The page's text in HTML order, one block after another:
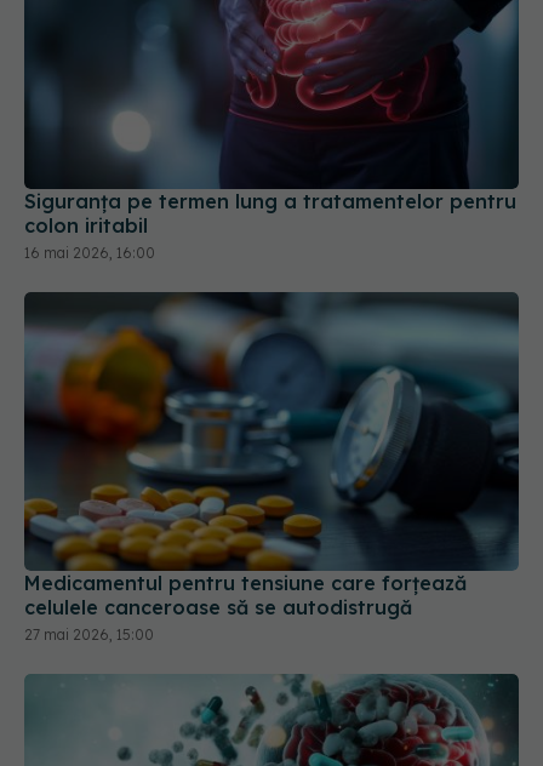
Siguranța pe termen lung a tratamentelor pentru
16 mai 2026, 16:00
Medicamentul pentru tensiune care forțează
celulele canceroase să se autodistrugă
27 mai 2026, 15:00